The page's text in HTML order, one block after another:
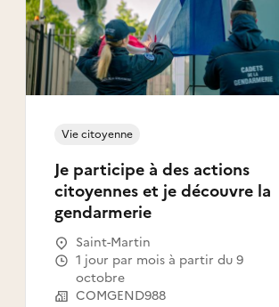
Je participe à des actions
citoyennes et je découvre la
gendarmerie
Vie citoyenne
Saint-Martin
1 jour par mois à partir du 9
octobre
COMGEND988